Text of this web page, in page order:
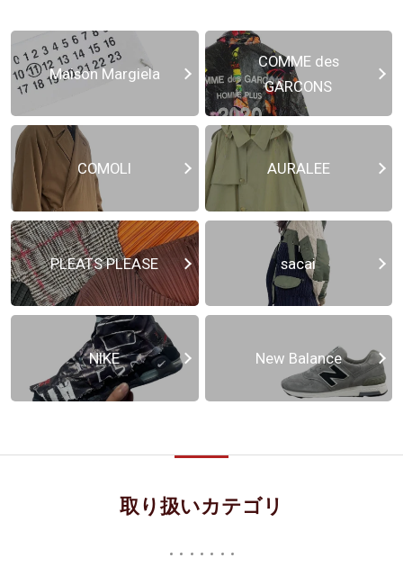
Maison Margiela
COMME des
GARCONS
COMOLI AURALEE
PLEATS PLEASE sacai
NIKE New Balance
取り扱いカテゴリ